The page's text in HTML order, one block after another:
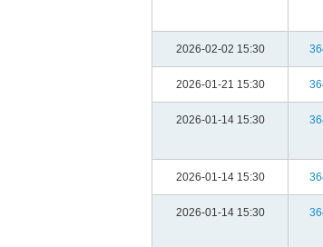
2026-02-02 15:30
2026-01-21 15:30
2026-01-14 15:30
2026-01-14 15:30
2026-01-14 15:30